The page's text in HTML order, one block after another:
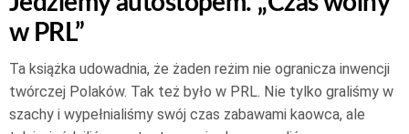
w PRL”
Ta książka udowadnia, że żaden reżim nie ogranicza inwencji
twórczej Polaków. Tak też było w PRL. Nie tylko graliśmy w
szachy i wypełnialiśmy swój czas zabawami kaowca, ale